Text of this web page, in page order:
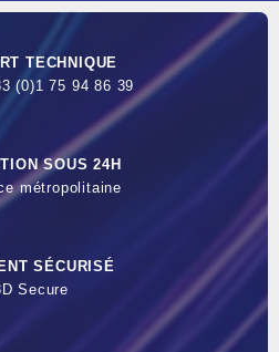
TECHNIQUE
(0)1 75 94 86 39
SOUS 24H
métropolitaine
SÉCURISÉ
Secure